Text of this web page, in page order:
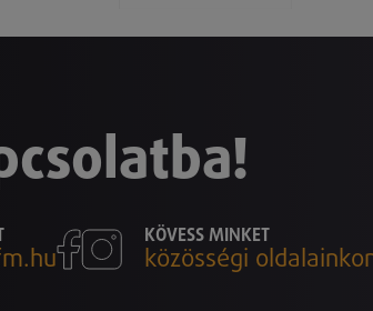
KÖVESS MINKET
közösségi